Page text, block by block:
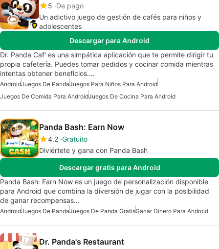
5 De pago
Un adictivo juego de gestión de cafés para niños y
adolescentes
Descargar para Android
Dr. Panda Caf' es una simpática aplicación que te permite dirigir tu
propia cafetería. Puedes tomar pedidos y cocinar comida mientras
intentas obtener beneficios.…
AndroidJuegos De PandaJuegos Para Niños Para Android
Juegos De Comida Para AndroidJuegos De Cocina Para Android
Panda Bash: Earn Now
4.2 Gratuito
Diviértete y gana con Panda Bash
Descargar gratis para Android
Panda Bash: Earn Now es un juego de personalización disponible
para Android que combina la diversión de jugar con la posibilidad
de ganar recompensas…
AndroidJuegos De PandaJuegos De Panda GratisGanar Dinero Para Android
Dr. Panda's Restaurant